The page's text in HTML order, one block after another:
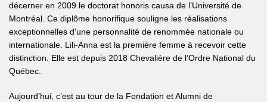
décerner en 2009 le doctorat honoris causa de l’Université de
Montréal. Ce diplôme honorifique souligne les réalisations
exceptionnelles d'une personnalité de renommée nationale ou
internationale. Lili-Anna est la première femme à recevoir cette
distinction. Elle est depuis 2018 Chevalière de l’Ordre National du
Québec.
Aujourd’hui, c’est au tour de la Fondation et Alumni de